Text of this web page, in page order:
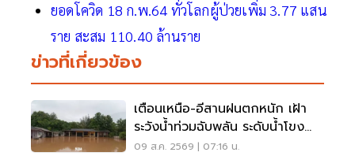
ยอดโควิด 18 ก.พ.64 ทั่วโลกผู้ป่วยเพิ่ม 3.77 แสน
ราย สะสม 110.40 ล้านราย
ข่าวที่เกี่ยวข้อง
เตือนเหนือ-อีสานฝนตกหนัก เฝ้า
ระวังน้ำท่วมฉับพลัน ระดับน้ำโขง
เพิ่มสูง
09 ส.ค. 2569 | 07:16 น.